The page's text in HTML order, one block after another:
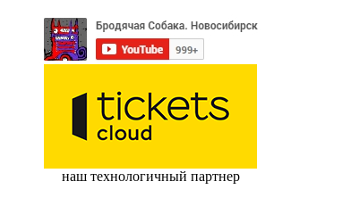
наш технологичный партнер